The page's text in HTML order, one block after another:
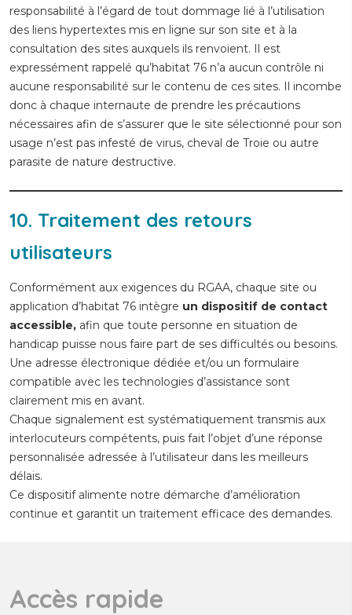
responsabilité à l’égard de tout dommage lié à l’utilisation
des liens hypertextes mis en ligne sur son site et à la
consultation des sites auxquels ils renvoient. Il est
expressément rappelé qu’habitat 76 n’a aucun contrôle ni
aucune responsabilité sur le contenu de ces sites. Il incombe
donc à chaque internaute de prendre les précautions
nécessaires afin de s’assurer que le site sélectionné pour son
usage n’est pas infesté de virus, cheval de Troie ou autre
parasite de nature destructive.
10. Traitement des retours
utilisateurs
Conformément aux exigences du RGAA, chaque site ou
application d’habitat 76 intègre un dispositif de contact
accessible, afin que toute personne en situation de
handicap puisse nous faire part de ses difficultés ou besoins.
Une adresse électronique dédiée et/ou un formulaire
compatible avec les technologies d’assistance sont
clairement mis en avant.
Chaque signalement est systématiquement transmis aux
interlocuteurs compétents, puis fait l’objet d’une réponse
personnalisée adressée à l’utilisateur dans les meilleurs
délais.
Ce dispositif alimente notre démarche d’amélioration
continue et garantit un traitement efficace des demandes.
Accès rapide